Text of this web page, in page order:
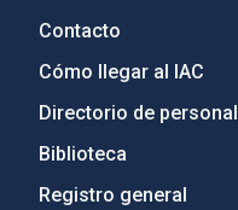
Contacto
Cómo llegar al IAC
Directorio de personal
Biblioteca
Registro general